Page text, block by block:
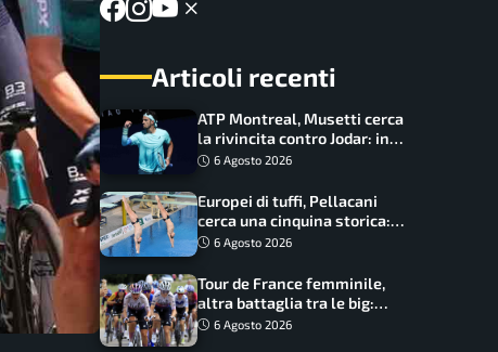
Articoli recenti
ATP Montreal, Musetti cerca
la rivincita contro Jodar: in
palio gli ottavi
6 Agosto 2026
Europei di tuffi, Pellacani
cerca una cinquina storica:
Conte e Wang sfidano la
6 Agosto 2026
Tour de France femminile,
altra battaglia tra le big:
Longo Borghini sogna il
colpo
6 Agosto 2026